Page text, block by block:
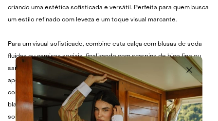
criando uma estética sofisticada e versátil. Perfeita para quem busca
um estilo refinado com leveza e um toque visual marcante.
Para um visual sofisticado, combine esta calça com blusas de seda
fluidas ou camisas sociais, finalizando com scarpins de bico fino ou
sandálias de salto. Se a intenção é um look mais casual elegante,
aposte em t-shirts básicas ou regatas de linho, complementando
com tênis brancos ou sandálias rasteiras. Para dias amenos, um
blazer estruturado ou um cardigã leve são ótimas opções de
sobreposição, adicionando um toque de charme.